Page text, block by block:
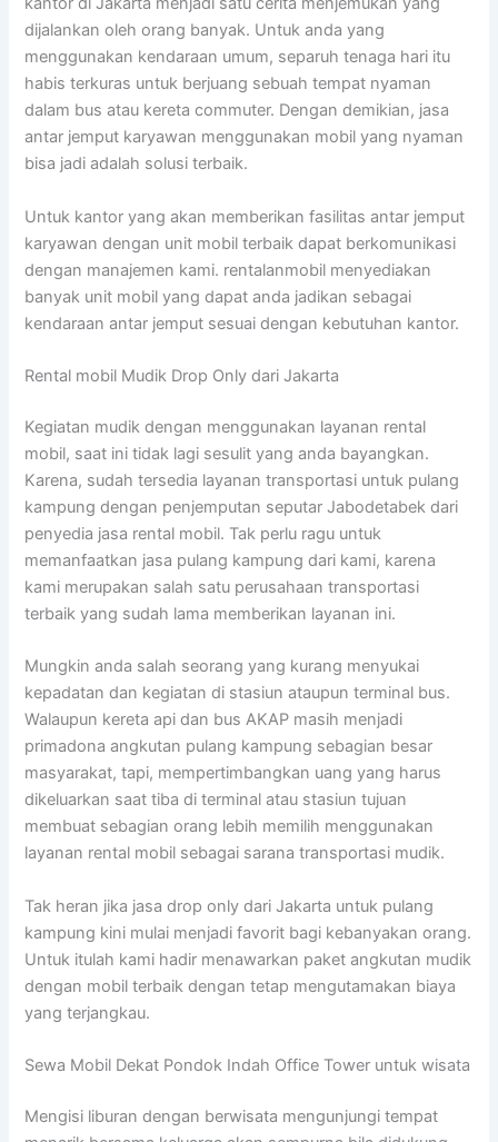
dijalankan oleh orang banyak. Untuk anda yang
menggunakan kendaraan umum, separuh tenaga hari itu
habis terkuras untuk berjuang sebuah tempat nyaman
dalam bus atau kereta commuter. Dengan demikian, jasa
antar jemput karyawan menggunakan mobil yang nyaman
bisa jadi adalah solusi terbaik.
Untuk kantor yang akan memberikan fasilitas antar jemput
karyawan dengan unit mobil terbaik dapat berkomunikasi
dengan manajemen kami. rentalanmobil menyediakan
banyak unit mobil yang dapat anda jadikan sebagai
kendaraan antar jemput sesuai dengan kebutuhan kantor.
Rental mobil Mudik Drop Only dari Jakarta
Kegiatan mudik dengan menggunakan layanan rental
mobil, saat ini tidak lagi sesulit yang anda bayangkan.
Karena, sudah tersedia layanan transportasi untuk pulang
kampung dengan penjemputan seputar Jabodetabek dari
penyedia jasa rental mobil. Tak perlu ragu untuk
memanfaatkan jasa pulang kampung dari kami, karena
kami merupakan salah satu perusahaan transportasi
terbaik yang sudah lama memberikan layanan ini.
Mungkin anda salah seorang yang kurang menyukai
kepadatan dan kegiatan di stasiun ataupun terminal bus.
Walaupun kereta api dan bus AKAP masih menjadi
primadona angkutan pulang kampung sebagian besar
masyarakat, tapi, mempertimbangkan uang yang harus
dikeluarkan saat tiba di terminal atau stasiun tujuan
membuat sebagian orang lebih memilih menggunakan
layanan rental mobil sebagai sarana transportasi mudik.
Tak heran jika jasa drop only dari Jakarta untuk pulang
kampung kini mulai menjadi favorit bagi kebanyakan orang.
Untuk itulah kami hadir menawarkan paket angkutan mudik
dengan mobil terbaik dengan tetap mengutamakan biaya
yang terjangkau.
Sewa Mobil Dekat Pondok Indah Office Tower untuk wisata
Mengisi liburan dengan berwisata mengunjungi tempat